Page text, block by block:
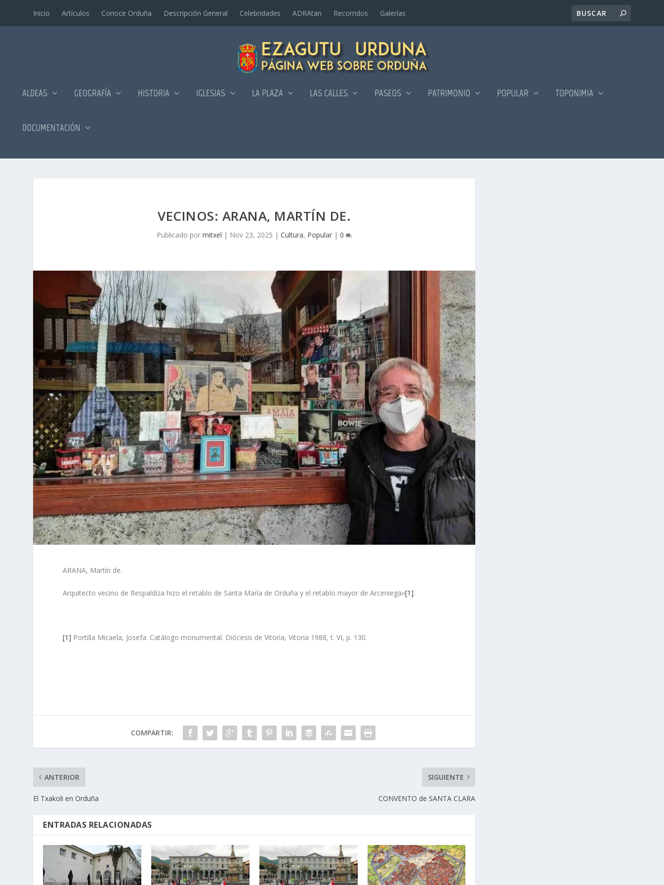
Inicio Artí­culos Conoce Orduña Descripción General Celebridades ADRAtan Recorridos Galerí­as
ALDEAS GEOGRAFÍA HISTORIA IGLESIAS LA PLAZA LAS CALLES PASEOS PATRIMONIO POPULAR TOPONIMIA
DOCUMENTACIÓN
VECINOS: ARANA, MARTÍN DE.
Publicado pormitxel | Nov 23, 2025 |Cultura, Popular |0
ARANA, Martín de.
Arquitecto vecino de Respaldiza hizo el retablo de Santa María de Orduña y el retablo mayor de Arceniega»[1].
[1] Portilla Micaela, Josefa: Catálogo monumental. Diócesis de Vitoria, Vitoria 1988, t. VI, p. 130.
COMPARTIR:
ANTERIOR
El Txakoli en Orduña
SIGUIENTE
CONVENTO de SANTA CLARA
ENTRADAS RELACIONADAS